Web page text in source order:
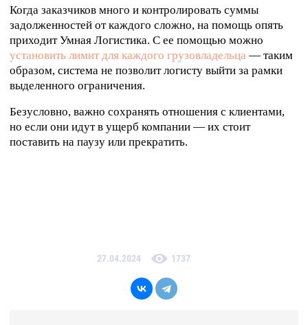
Когда заказчиков много и контролировать суммы
задолженностей от каждого сложно, на помощь опять
приходит Умная Логистика. С ее помощью можно
установить лимит для каждого грузовладельца — таким
образом, система не позволит логисту выйти за рамки
выделенного ограничения.
Безусловно, важно сохранять отношения с клиентами,
но если они идут в ущерб компании — их стоит
поставить на паузу или прекратить.
27.04.2024 1737